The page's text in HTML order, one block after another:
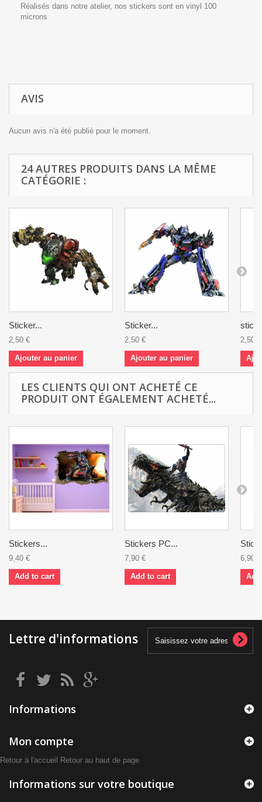
Réalisés dans notre atelier, nos stickers sont en vinyl 100
microns
AVIS
Aucun avis n'a été publié pour le moment.
24 AUTRES PRODUITS DANS LA MÊME
CATÉGORIE :
Sticker...
2,50 €
Ajouter au panier
Sticker...
2,50 €
Ajouter au panier
2,50 €
LES CLIENTS QUI ONT ACHETÉ CE
PRODUIT ONT ÉGALEMENT ACHETÉ...
Stickers...
9,40 €
Add to cart
Stickers PC...
7,90 €
Add to cart
6,90 €
Lettre d'informations
Informations
Mon compte
Retour à l'accueil Retour au haut de page
Informations sur votre boutique